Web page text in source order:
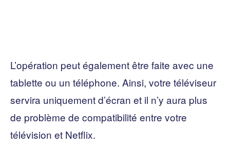
L’opération peut également être faite avec une
tablette ou un téléphone. Ainsi, votre téléviseur
servira uniquement d’écran et il n’y aura plus
de problème de compatibilité entre votre
télévision et Netflix.